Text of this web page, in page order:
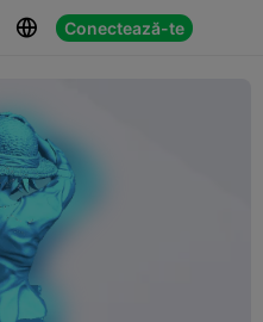
 Conectează-te